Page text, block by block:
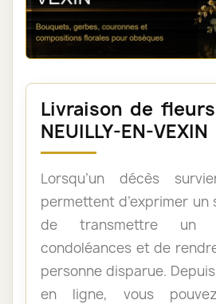
Livraison de
NEUILLY-EN-VEXIN
Lorsqu’un décès
permettent d’exprimer un
de transmettre un
condoléances et de
personne disparue.
en ligne, vous